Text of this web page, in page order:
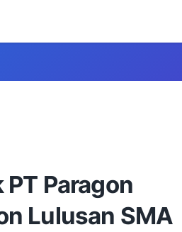
Paragon
Lulusan SMA